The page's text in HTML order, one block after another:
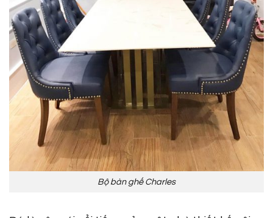
Bộ bàn ghế Charles